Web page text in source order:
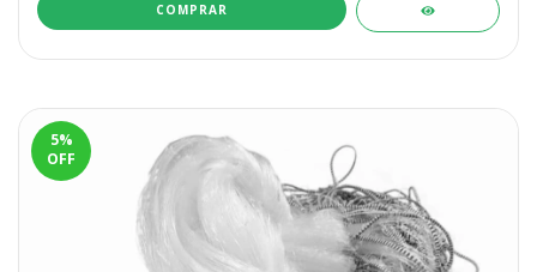
COMPRAR
5%
OFF